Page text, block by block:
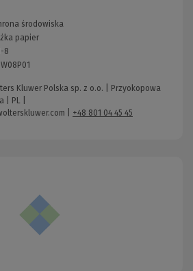
środowiska
papier
8
Kluwer Polska sp. z o.o. | Przyokopowa
| PL |
+48 801 04 45 45